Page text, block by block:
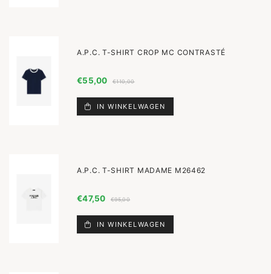
A.P.C. T-SHIRT CROP MC CONTRASTÉ
€55,00 €110,00
IN WINKELWAGEN
A.P.C. T-SHIRT MADAME M26462
€47,50 €95,00
IN WINKELWAGEN